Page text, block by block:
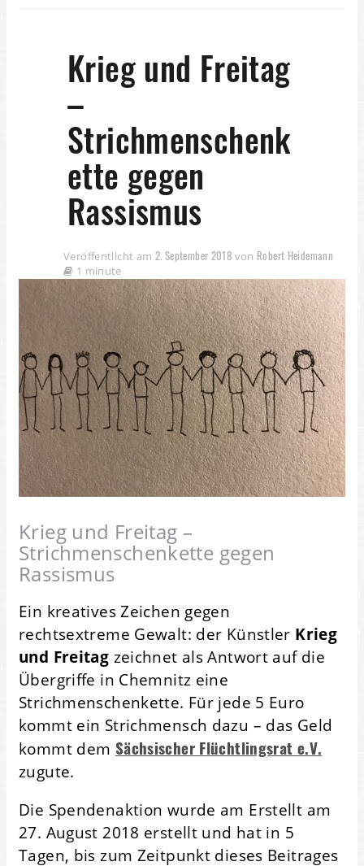
Krieg und Freitag
–
Strichmenschenk
ette gegen
Rassismus
Veröffentlicht am 2. September 2018 von Robert Heidemann
1 minute
Krieg und Freitag –
Strichmenschenkette gegen
Rassismus
Ein kreatives Zeichen gegen
rechtsextreme Gewalt: der Künstler Krieg
und Freitag zeichnet als Antwort auf die
Übergriffe in Chemnitz eine
Strichmenschenkette. Für jede 5 Euro
kommt ein Strichmensch dazu – das Geld
kommt dem Sächsischer Flüchtlingsrat e.V.
zugute.
Die Spendenaktion wurde am Erstellt am
27. August 2018 erstellt und hat in 5
Tagen, bis zum Zeitpunkt dieses Beitrages